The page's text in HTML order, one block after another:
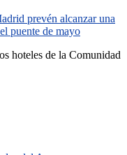
prevén alcanzar una
puente de mayo
de la Comunidad